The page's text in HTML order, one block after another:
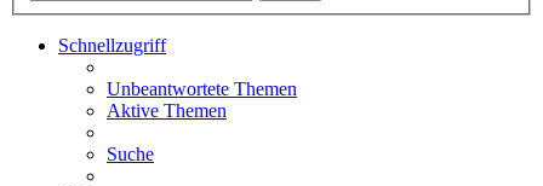
Schnellzugriff
Unbeantwortete Themen
Aktive Themen
Suche